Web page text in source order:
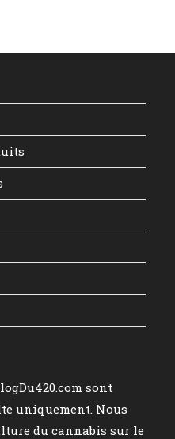
sont
uniquement. Nous
du cannabis sur le